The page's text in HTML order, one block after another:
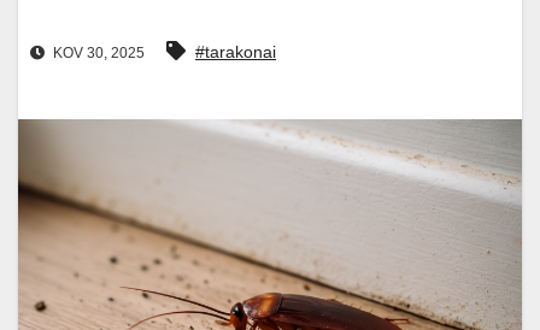
KOV 30, 2025 #tarakonai